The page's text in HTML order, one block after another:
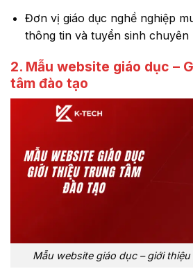
Đơn vị giáo dục nghề nghiệp
thông tin và tuyển sinh chuyên
2. Mẫu website giáo dục –
tâm đào tạo
Mẫu website giáo dục – giới